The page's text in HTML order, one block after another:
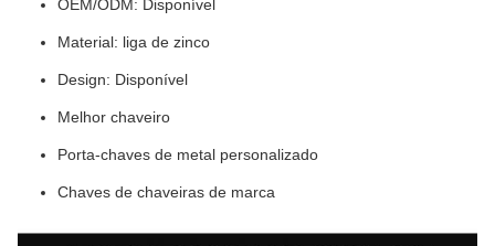
OEM/ODM: Disponível
Material: liga de zinco
Design: Disponível
Melhor chaveiro
Porta-chaves de metal personalizado
Chaves de chaveiras de marca